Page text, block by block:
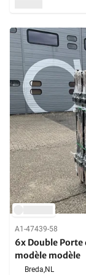
A1-47439-58
6x Double Porte
modèle modèle
Breda,NL